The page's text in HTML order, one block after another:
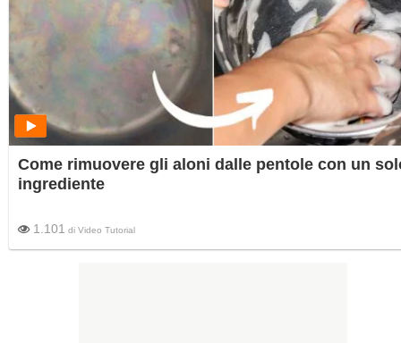
Come rimuovere gli aloni dalle pentole con un
ingrediente
1.101 di Video Tutorial